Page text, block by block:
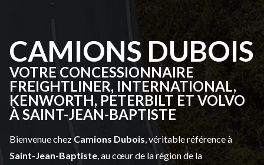
CAMIONS DUBOIS
VOTRE CONCESSIONNAIRE
FREIGHTLINER, INTERNATIONAL,
KENWORTH, PETERBILT ET VOLVO
À SAINT-JEAN-BAPTISTE
Bienvenue chez Camions Dubois , véritable référence à
Saint-Jean-Baptiste , au cœur de la région de la